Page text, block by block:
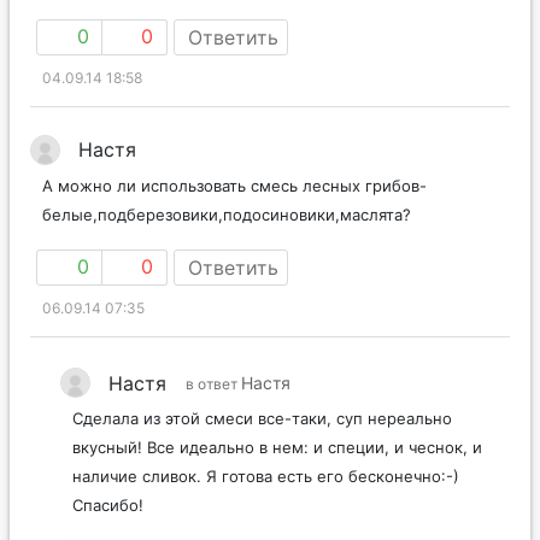
0 0 Ответить
04.09.14 18:58
Настя
А можно ли использовать смесь лесных грибов-
белые,подберезовики,подосиновики,маслята?
0 0 Ответить
06.09.14 07:35
Настя в ответ Настя
Сделала из этой смеси все-таки, суп нереально
вкусный! Все идеально в нем: и специи, и чеснок, и
наличие сливок. Я готова есть его бесконечно:-)
Спасибо!